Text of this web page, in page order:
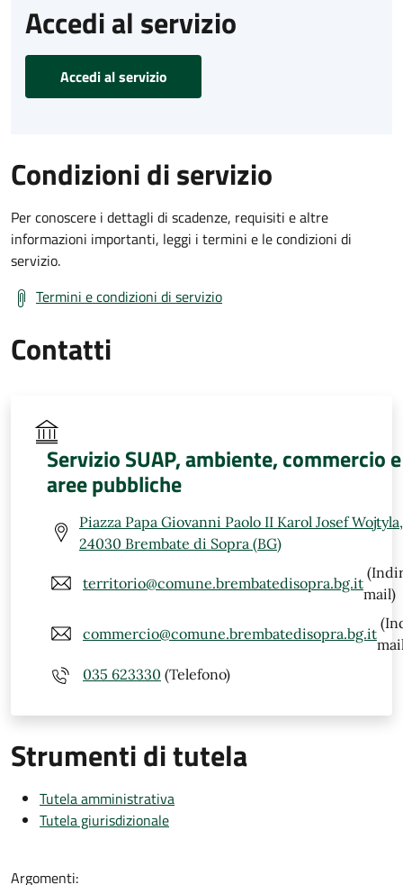
Accedi al servizio
Accedi al servizio
Condizioni di servizio
Per conoscere i dettagli di scadenze, requisiti e altre
informazioni importanti, leggi i termini e le condizioni di
servizio.
Termini e condizioni di servizio
Contatti
Servizio SUAP, ambiente, commercio e
aree pubbliche
Piazza Papa Giovanni Paolo II Karol Josef
24030 Brembate di Sopra (BG)
territorio@comune.brembatedisopra.bg.it
mail)
commercio@comune.brembatedisopra.bg.it
035 623330 (Telefono)
Strumenti di tutela
Tutela amministrativa
Tutela giurisdizionale
Argomenti: